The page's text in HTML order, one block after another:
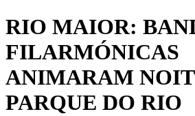
RIO MAIOR:
FILARMÓNICAS
ANIMARAM
PARQUE DO RIO